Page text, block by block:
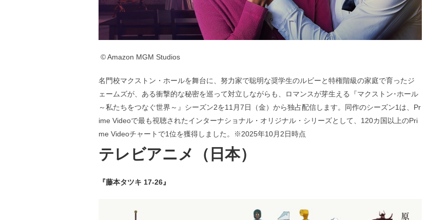
© Amazon MGM Studios
名門校マクストン・ホールを舞台に、努力家で聡明な奨学生のルビーと特権階級の家庭で育ったジ
ェームズが、ある衝撃的な秘密を巡って対立しながらも、ロマンスが芽生える『マクストン･ホール
～私たちをつなぐ世界～』シーズン2を11月7日（金）から独占配信します。同作のシーズン1は、Pr
ime Videoで最も視聴されたインターナショナル・オリジナル・シリーズとして、120カ国以上のPri
me Videoチャートで1位を獲得しました。※2025年10月2日時点
テレビアニメ（日本）
『藤本タツキ 17-26』